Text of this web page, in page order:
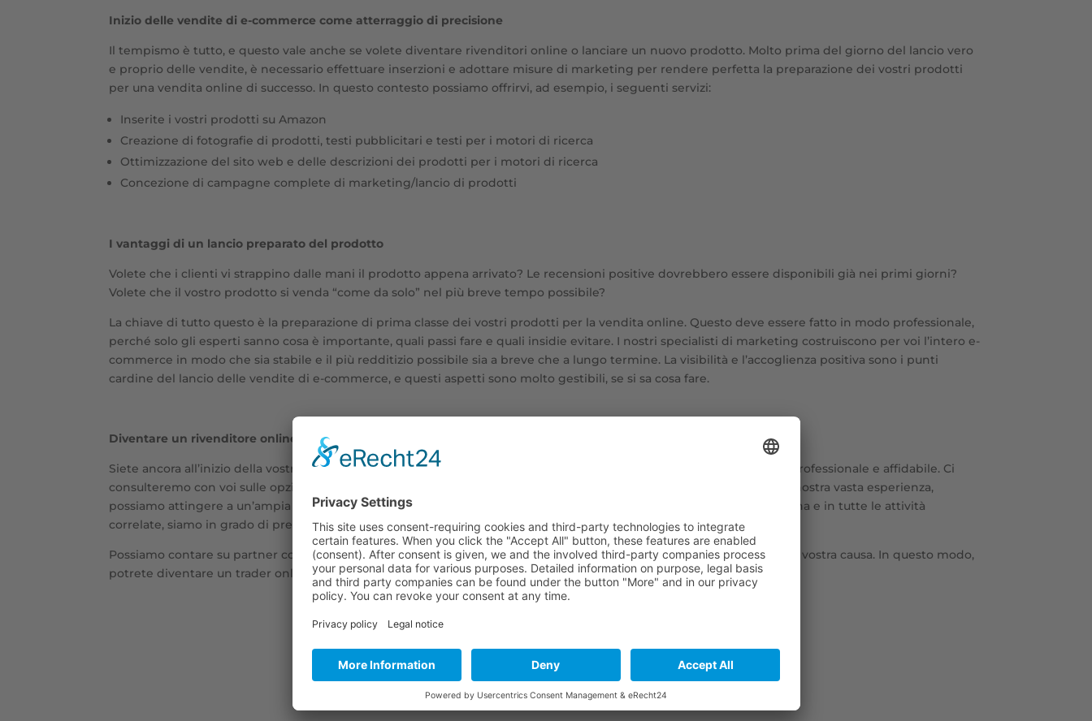
Inizio delle vendite di e-commerce come atterraggio di precisione
Il tempismo è tutto, e questo vale anche se volete diventare rivenditori online o lanciare un nuovo prodotto. Molto prima del giorno del lancio vero
e proprio delle vendite, è necessario effettuare inserzioni e adottare misure di marketing per rendere perfetta la preparazione dei vostri prodotti
per una vendita online di successo. In questo contesto possiamo offrirvi, ad esempio, i seguenti servizi:
Inserite i vostri prodotti su Amazon
Creazione di fotografie di prodotti, testi pubblicitari e testi per i motori di ricerca
Ottimizzazione del sito web e delle descrizioni dei prodotti per i motori di ricerca
Concezione di campagne complete di marketing/lancio di prodotti
I vantaggi di un lancio preparato del prodotto
Volete che i clienti vi strappino dalle mani il prodotto appena arrivato? Le recensioni positive dovrebbero essere disponibili già nei primi giorni?
Volete che il vostro prodotto si venda “come da solo” nel più breve tempo possibile?
La chiave di tutto questo è la preparazione di prima classe dei vostri prodotti per la vendita online. Questo deve essere fatto in modo professionale,
perché solo gli esperti sanno cosa è importante, quali passi fare e quali insidie evitare. I nostri specialisti di marketing costruiscono per voi l’intero e-
commerce in modo che sia stabile e il più redditizio possibile sia a breve che a lungo termine. La visibilità e l’accoglienza positiva sono i punti
cardine del lancio delle vendite di e-commerce, e questi aspetti sono molto gestibili, se si sa cosa fare.
Diventare un rivenditore online di successo con l’Agenzia Frisch
Siete ancora all’inizio della vostra carriera e volete diventare rivenditori online? L’agenzia Frisch vi supporta in modo professionale e affidabile. Ci
consulteremo con voi sulle opzioni migliori e vi indicheremo le possibili vie di produzione e distribuzione. Grazie alla nostra vasta esperienza,
possiamo attingere a un’ampia gamma di modelli. Grazie ai molti anni trascorsi nel settore delle importazioni dalla Cina e in tutte le attività
correlate, siamo in grado di presentare il modello di business ideale per voi e di costruirlo insieme a voi.
Possiamo contare su partner commerciali forti e quindi mettere il nostro know-how interamente a disposizione della vostra causa. In questo modo,
potrete diventare un trader online di successo insieme a noi in modo serio e senza complicazioni.